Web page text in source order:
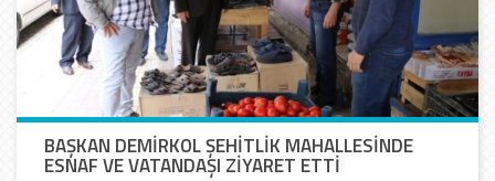
BAŞKAN DEMİRKOL ŞEHİTLİK MAHALLESİNDE
ESNAF VE VATANDAŞI ZİYARET ETTİ